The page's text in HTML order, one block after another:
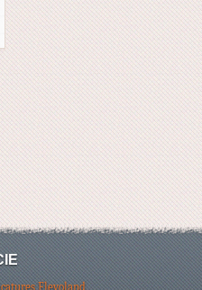
Flevoland